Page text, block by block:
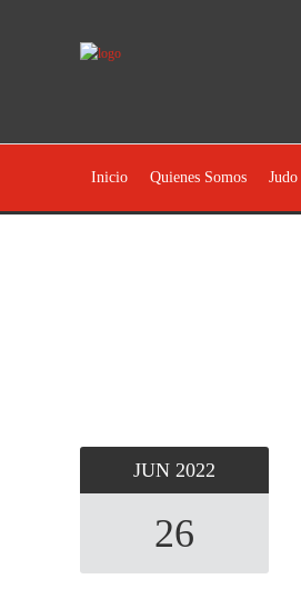
Inicio Quienes Somos Judo
JUN 2022
26